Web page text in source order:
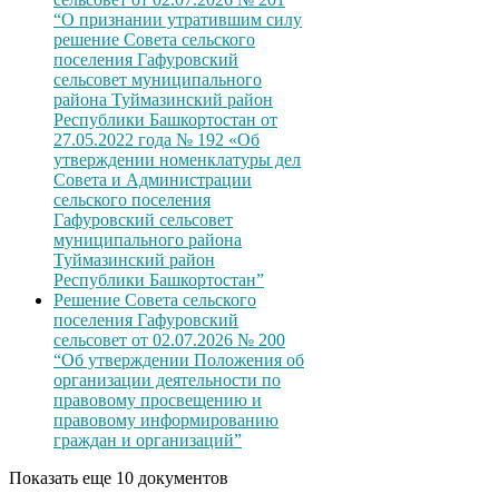
“О признании утратившим силу
решение Совета сельского
поселения Гафуровский
сельсовет муниципального
района Туймазинский район
Республики Башкортостан от
27.05.2022 года № 192 «Об
утверждении номенклатуры дел
Совета и Администрации
сельского поселения
Гафуровский сельсовет
муниципального района
Туймазинский район
Республики Башкортостан”
Решение Совета сельского
поселения Гафуровский
сельсовет от 02.07.2026 № 200
“Об утверждении Положения об
организации деятельности по
правовому просвещению и
правовому информированию
граждан и организаций”
Показать еще 10 документов